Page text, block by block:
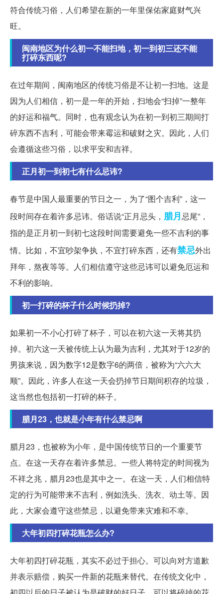
符合传统习俗，人们希望在新的一年里保佑家庭财气兴
旺。
闽南地区为什么初一不能扫地，初一到初三还不能
打碎东西呢?
在过年期间，闽南地区的传统习俗是不让初一扫地。这是
因为人们相信，初一是一年的开始，扫地会“扫掉”一整年
的好运和福气。同时，也有观念认为在初一到初三期间打
碎东西不吉利，可能会带来霉运和破财之灾。因此，人们
会遵循这些习俗，以求平安和吉祥。
正月初一到初七有什么忌讳?
春节是中国人最重要的节日之一，为了“图个吉利”，这一
段时间存在着许多忌讳。俗话说“正月忌头， 腊月忌尾”，
指的是正月初一到初七这段时间需要避免一些不吉利的事
情。比如，不宜吵架争执，不宜打碎东西，还有禁忌外出
拜年，熬夜等等。人们相信遵守这些忌讳可以避免厄运和
不利的影响。
初一打碎的杯子什么时候扔掉?
如果初一不小心打碎了杯子，可以在初六这一天将其扔
掉。初六这一天被传统上认为最为吉利，尤其对于12岁的
男孩来说，因为数字12是数字6的两倍，被称为“六六大
顺”。因此，许多人在这一天会扔掉节日期间积存的垃圾，
这当然也包括初一打碎的杯子。
腊月23，也就是小年有什么禁忌啊
腊月23，也被称为小年，是中国传统节日的一个重要节
点。在这一天存在着许多禁忌。一些人将特定的时间视为
不祥之兆，腊月23也是其中之一。在这一天，人们相信特
定的行为可能带来不吉利，例如洗头、洗衣、动土等。因
此，大家会遵守这些禁忌，以避免带来灾难和不幸。
大年初四打碎花瓶怎么办?
大年初四打碎花瓶，其实不必过于担心。可以向对方道歉
并表示赔偿，购买一件新的花瓶来替代。在传统文化中，